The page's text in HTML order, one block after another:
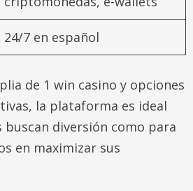
24/7 en español
de 1 win casino y opciones
la plataforma es ideal
diversión como para
en maximizar sus